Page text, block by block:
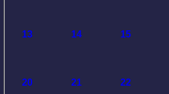
13 14 15
20 21 22